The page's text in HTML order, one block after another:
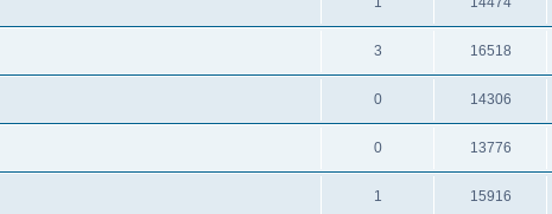
3 16518
0 14306
0 13776
1 15916